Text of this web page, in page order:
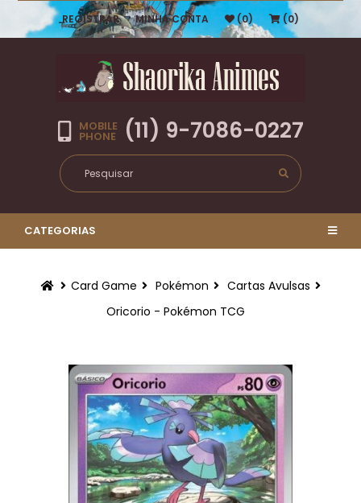
REGISTRAR MINHA CONTA (0) (0)
MOBILE
PHONE (11) 9-7086-0227
CATEGORIAS
Card Game Pokémon
Cartas Avulsas
Oricorio - Pokémon TCG